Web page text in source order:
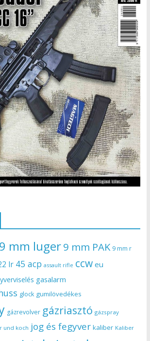
9 mm luger9 mm PAK 9 mm r
lr 45 acp assault rifle ccw eu
gasalarm
glock gumilövedékes
gázrevolver gázriasztó gázspray
und koch jog és fegyver kaliber Kaliber